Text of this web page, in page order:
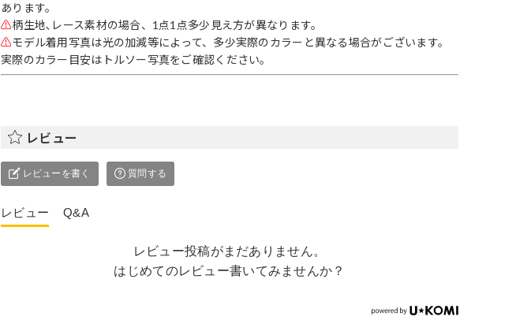
あります。
⚠柄生地､レース素材の場合、1点1点多少見え方が異なります。
⚠モデル着用写真は光の加減等によって、多少実際のカラーと異なる場合がございます。
実際のカラー目安はトルソー写真をご確認ください。
レビュー
レビューを書く 質問する
レビュー Q&A
レビュー投稿がまだありません。
はじめてのレビュー書いてみませんか？